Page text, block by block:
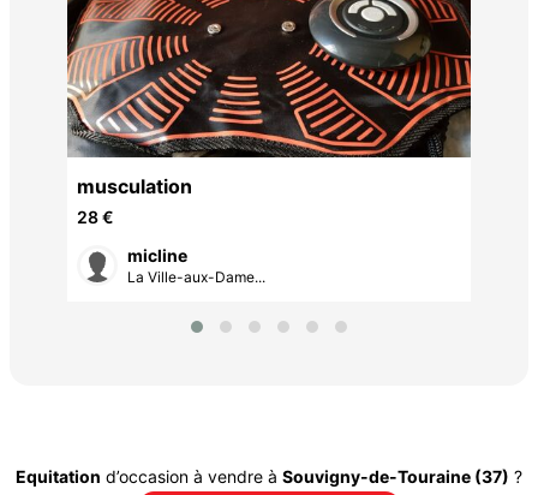
musculation
28 €
micline
La Ville-aux-Dame...
Equitation d’occasion à vendre à Souvigny-de-Touraine (37) ?